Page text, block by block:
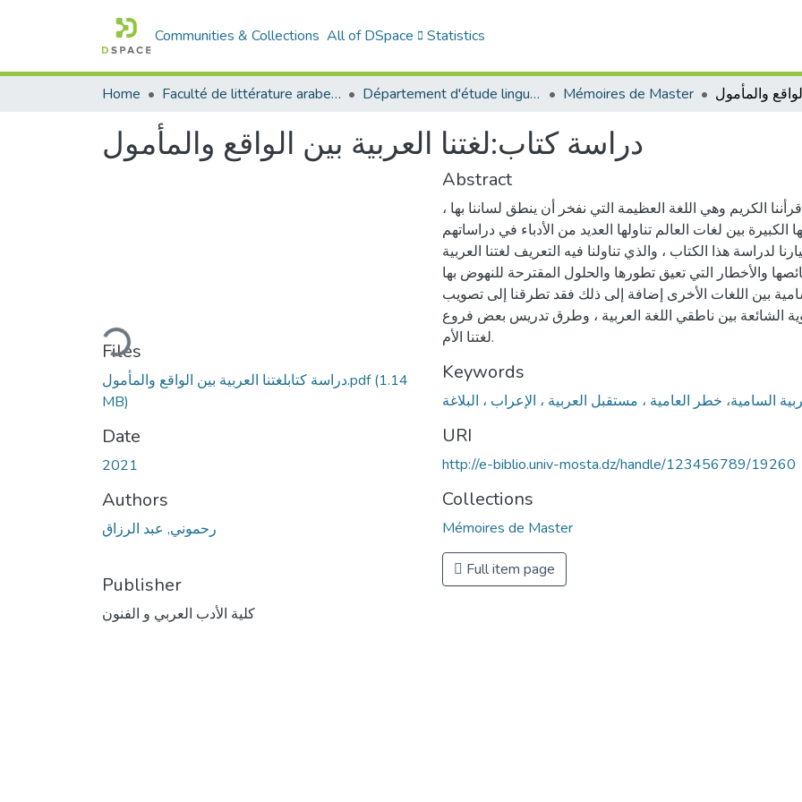
Communities & Collections All of DSpace Statistics
Home Faculté de littérature arabe et des arts Département d'étude linguistique Mémoires de Master
دراسة كتاب:لغتنا العربية بين الواقع والمأمول
Loading...
Files
دراسة كتابلغتنا العربية بين الواقع والمأمول.pdf(1.14
MB)
Date
2021
Authors
رحموني, عبد الرزاق
Publisher
كلية الأدب العربي و الفنون
Abstract
الكريم وهي اللغة العظيمة التي نفخر أن ينطق لساننا بها ،
الكبيرة بين لغات العالم تناولها العديد من الأدباء في دراساتهم .
لدراسة هذا الكتاب ، والذي تناولنا فيه التعريف لغتنا العربية
والأخطار التي تعيق تطورها والحلول المقترحة للنهوض بها
بين اللغات الأخرى إضافة إلى ذلك فقد تطرقنا إلى تصويب
الشائعة بين ناطقي اللغة العربية ، وطرق تدريس بعض فروع
لغتنا الأم.
Keywords
URI
http://e-biblio.univ-mosta.dz/handle/123456789/19260
Collections
Mémoires de Master
Full item page